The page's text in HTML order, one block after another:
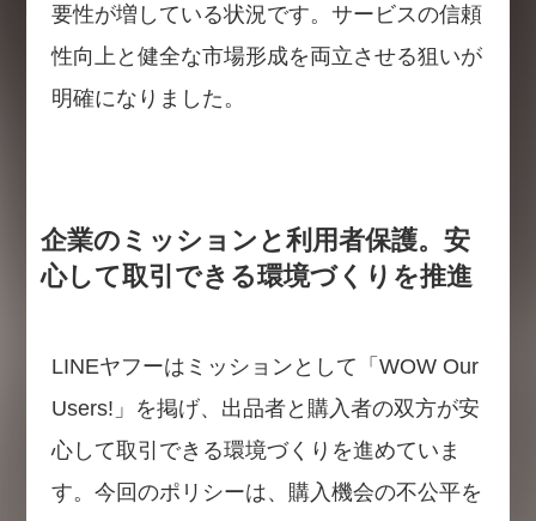
要性が増している状況です。サービスの信頼
性向上と健全な市場形成を両立させる狙いが
明確になりました。
企業のミッションと利用者保護。安
心して取引できる環境づくりを推進
LINEヤフーはミッションとして「WOW Our
Users!」を掲げ、出品者と購入者の双方が安
心して取引できる環境づくりを進めていま
す。今回のポリシーは、購入機会の不公平を